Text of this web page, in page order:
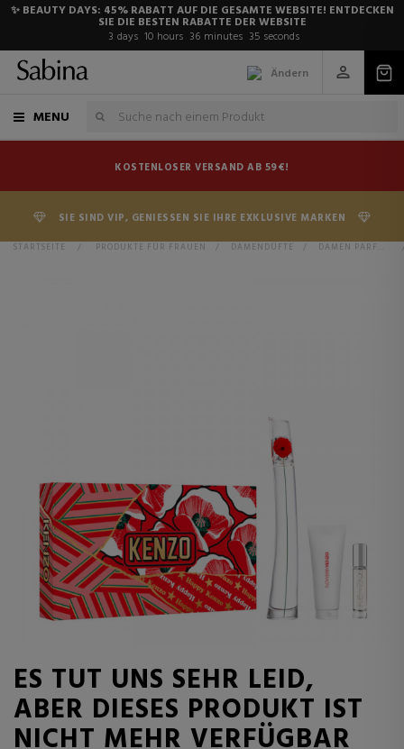
✨ BEAUTY DAYS: 45% RABATT AUF DIE GESAMTE WEBSITE! ENTDECKEN
SIE DIE BESTEN RABATTE DER WEBSITE
3 days 10 hours 36 minutes 35 seconds
Ändern
MENU
KOSTENLOSER VERSAND AB 59€!
SIE SIND VIP, GENIESSEN SIE IHRE EXKLUSIVE MARKEN
STARTSEITE > PRODUKTE FÜR FRAUEN > DAMENDÜFTE > DAMEN PARFUM
ES TUT UNS SEHR LEID,
ABER DIESES PRODUKT IST
NICHT MEHR VERFÜGBAR